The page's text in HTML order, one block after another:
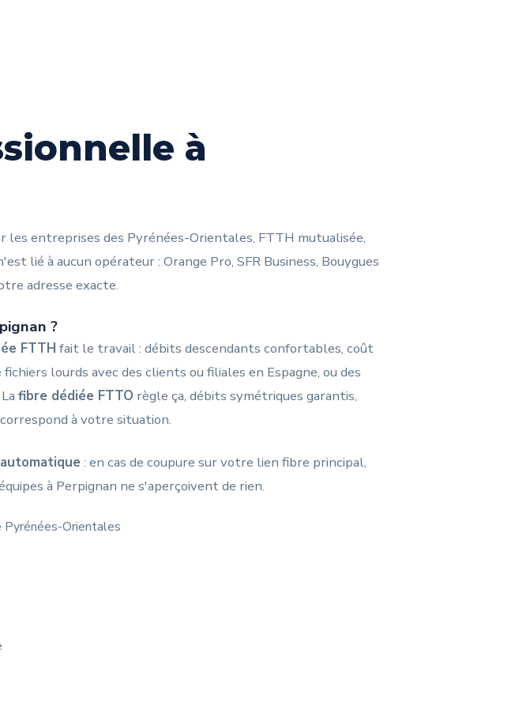
à
les entreprises des Pyrénées-Orientales, FTTH mutualisée,
lié à aucun opérateur : Orange Pro, SFR Business, Bouygues
adresse exacte.
?
FTTH fait le travail : débits descendants confortables, coût
lourds avec des clients ou filiales en Espagne, ou des
fibre dédiée FTTO règle ça, débits symétriques garantis,
à votre situation.
: en cas de coupure sur votre lien fibre principal,
à Perpignan ne s'aperçoivent de rien.
Orientales